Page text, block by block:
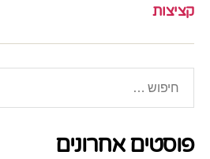
קציצות
פוסטים אחרונים